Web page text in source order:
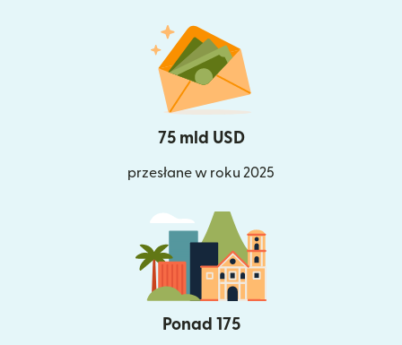
75 mld USD
przesłane w roku 2025
Ponad 175